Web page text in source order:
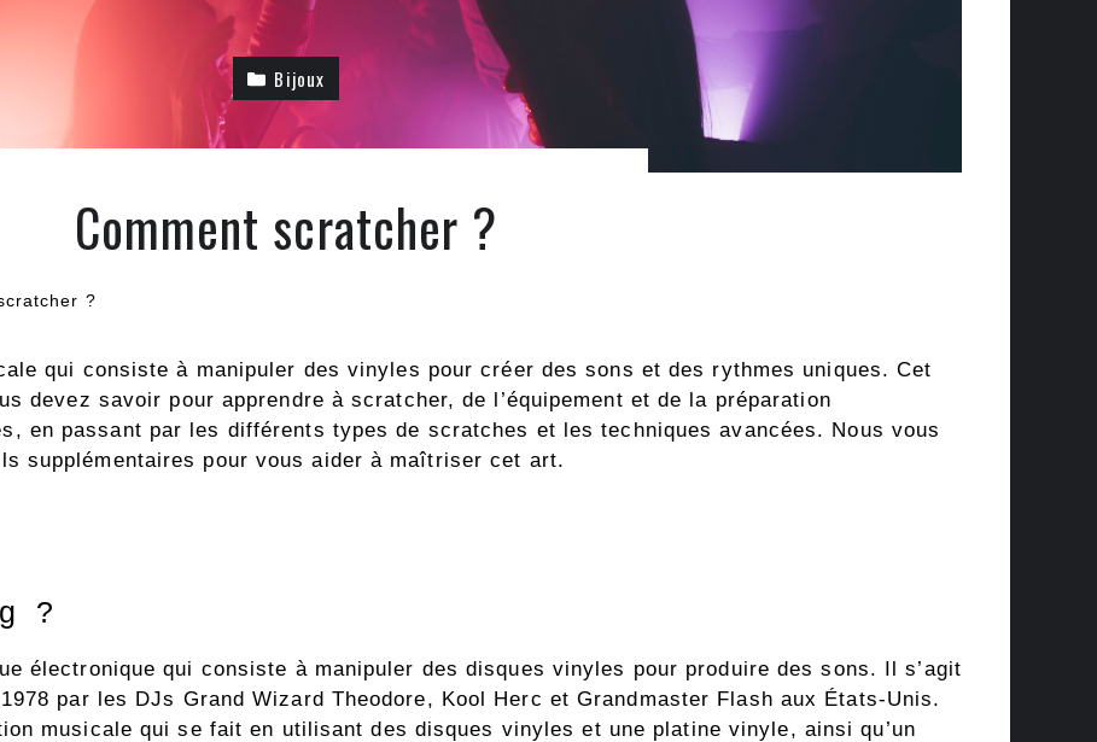
Theme:
GeneratePress
(generatepress)
Bijoux
Comment scratcher ?
?
qui consiste à manipuler des vinyles pour créer des sons et des rythmes uniques. Cet
devez savoir pour apprendre à scratcher, de l’équipement et de la préparation
en passant par les différents types de scratches et les techniques avancées. Nous vous
supplémentaires pour vous aider à maîtriser cet art.
?
électronique qui consiste à manipuler des disques vinyles pour produire des sons. Il s’agit
par les DJs Grand Wizard Theodore, Kool Herc et Grandmaster Flash aux États-Unis.
musicale qui se fait en utilisant des disques vinyles et une platine vinyle, ainsi qu’un